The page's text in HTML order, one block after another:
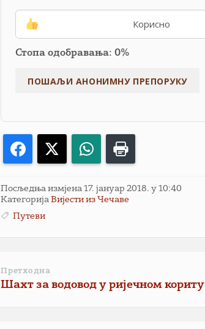
Корисно
Стопа одобравања: 0%
Facebook WhatsApp
Посљедња измјена 17. јануар 2018. у 10:40
КатегоријаВијести из Чечаве
Путеви
Претходна
Шахт за водовод у ријечном кориту